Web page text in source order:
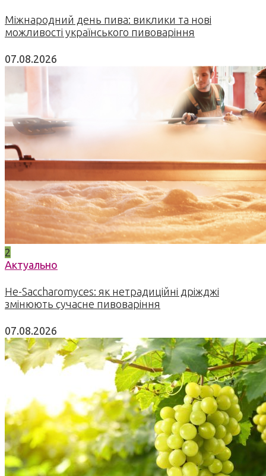
Міжнародний день пива: виклики та нові
можливості українського пивоваріння
07.08.2026
2
Актуально
Не-Saccharomyces: як нетрадиційні дріжджі
змінюють сучасне пивоваріння
07.08.2026